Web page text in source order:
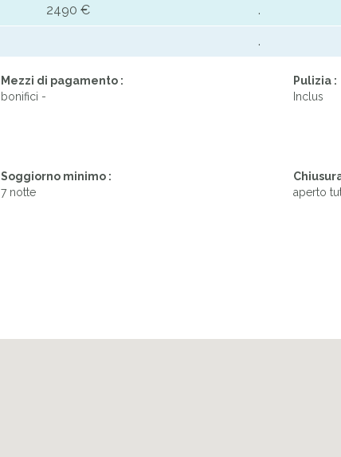
2490 € .
.
Mezzi di pagamento :
bonifici -
Pulizia :
Inclus
Soggiorno minimo :
7 notte
aperto